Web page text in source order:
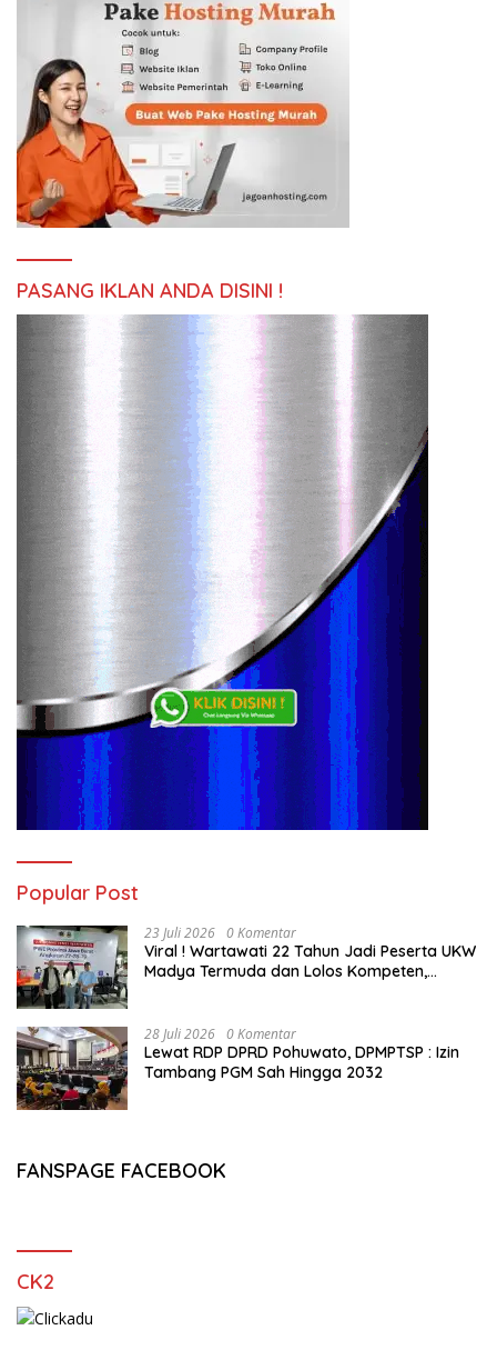
PASANG IKLAN ANDA DISINI !
Popular Post
23 Juli 2026 0 Komentar
Viral ! Wartawati 22 Tahun Jadi Peserta UKW
Madya Termuda dan Lolos Kompeten,
28 Juli 2026 0 Komentar
Lewat RDP DPRD Pohuwato, DPMPTSP : Izin
Tambang PGM Sah Hingga 2032
FANSPAGE FACEBOOK
CK2